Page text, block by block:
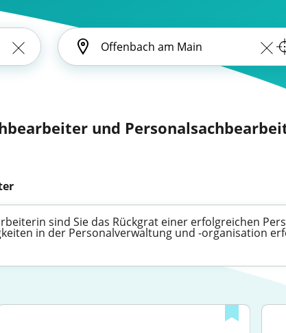
und
sind Sie das Rückgrat einer erfolgreichen
in der Personalverwaltung und -organisation